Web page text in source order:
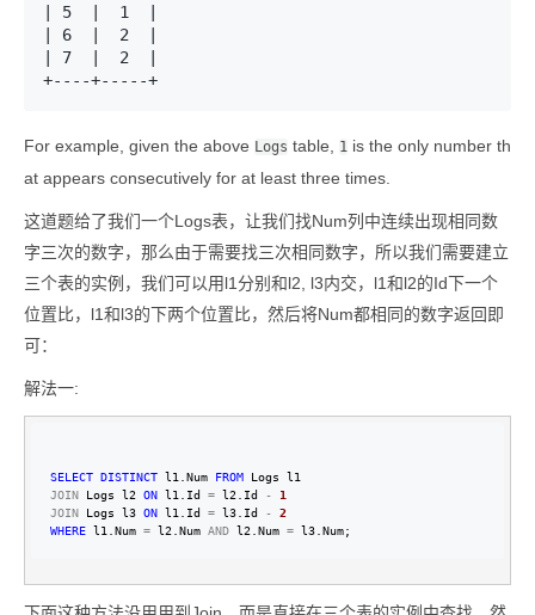
| 5  |  1  |
| 6  |  2  |
| 7  |  2  |
For example, given the above Logs table, 1 is the only number th
at appears consecutively for at least three times.
这道题给了我们一个Logs表，让我们找Num列中连续出现相同数
字三次的数字，那么由于需要找三次相同数字，所以我们需要建立
三个表的实例，我们可以用l1分别和l2, l3内交，l1和l2的Id下一个
位置比，l1和l3的下两个位置比，然后将Num都相同的数字返回即
可：
解法一:
SELECT DISTINCT l1.Num FROM
JOIN Logs l2 ON l1.Id = l2.Id -
1
JOIN Logs l3 ON l1.Id = l3.Id -
2
WHERE l1.Num = l2.Num AND l2.Num = l3.Num;